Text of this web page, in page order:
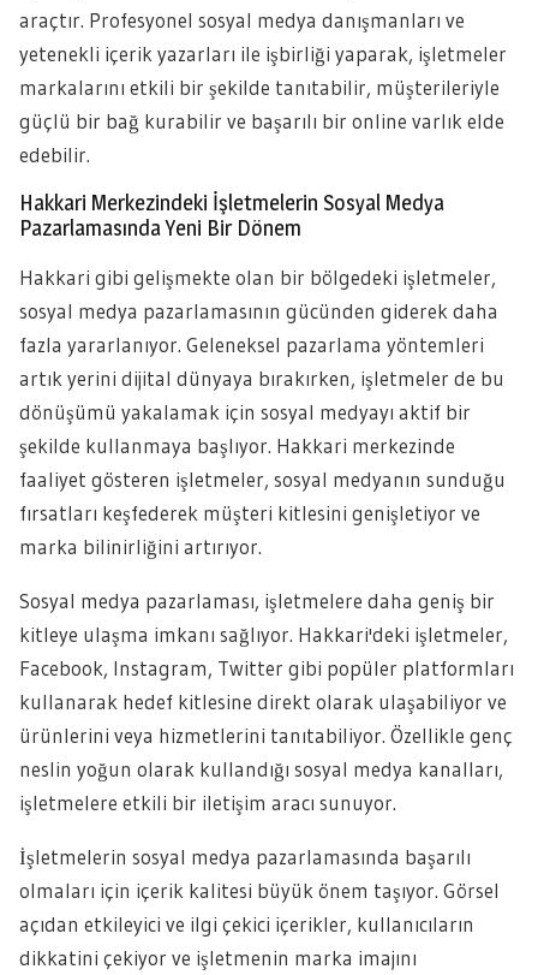
araçtır. Profesyonel sosyal medya danışmanları ve
yetenekli içerik yazarları ile işbirliği yaparak, işletmeler
markalarını etkili bir şekilde tanıtabilir, müşterileriyle
güçlü bir bağ kurabilir ve başarılı bir online varlık elde
edebilir.
Hakkari Merkezindeki İşletmelerin Sosyal Medya
Pazarlamasında Yeni Bir Dönem
Hakkari gibi gelişmekte olan bir bölgedeki işletmeler,
sosyal medya pazarlamasının gücünden giderek daha
fazla yararlanıyor. Geleneksel pazarlama yöntemleri
artık yerini dijital dünyaya bırakırken, işletmeler de bu
dönüşümü yakalamak için sosyal medyayı aktif bir
şekilde kullanmaya başlıyor. Hakkari merkezinde
faaliyet gösteren işletmeler, sosyal medyanın sunduğu
fırsatları keşfederek müşteri kitlesini genişletiyor ve
marka bilinirliğini artırıyor.
Sosyal medya pazarlaması, işletmelere daha geniş bir
kitleye ulaşma imkanı sağlıyor. Hakkari'deki işletmeler,
Facebook, Instagram, Twitter gibi popüler platformları
kullanarak hedef kitlesine direkt olarak ulaşabiliyor ve
ürünlerini veya hizmetlerini tanıtabiliyor. Özellikle genç
neslin yoğun olarak kullandığı sosyal medya kanalları,
işletmelere etkili bir iletişim aracı sunuyor.
İşletmelerin sosyal medya pazarlamasında başarılı
olmaları için içerik kalitesi büyük önem taşıyor. Görsel
açıdan etkileyici ve ilgi çekici içerikler, kullanıcıların
dikkatini çekiyor ve işletmenin marka imajını